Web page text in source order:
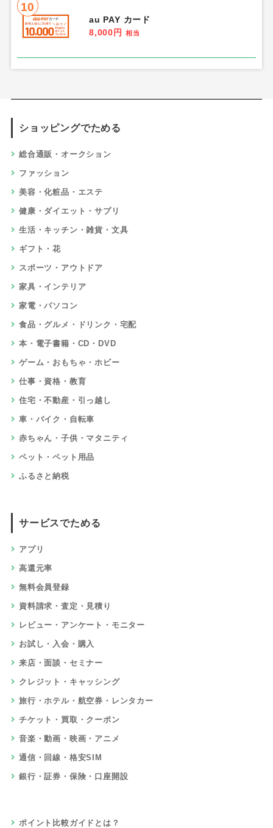
10
au PAY カード
8,000円
相当
ショッピングでためる
総合通販・オークション
ファッション
美容・化粧品・エステ
健康・ダイエット・サプリ
生活・キッチン・雑貨・文具
ギフト・花
スポーツ・アウトドア
家具・インテリア
家電・パソコン
食品・グルメ・ドリンク・宅配
本・電子書籍・CD・DVD
ゲーム・おもちゃ・ホビー
仕事・資格・教育
住宅・不動産・引っ越し
車・バイク・自転車
赤ちゃん・子供・マタニティ
ペット・ペット用品
ふるさと納税
サービスでためる
アプリ
高還元率
無料会員登録
資料請求・査定・見積り
レビュー・アンケート・モニター
お試し・入会・購入
来店・面談・セミナー
クレジット・キャッシング
旅行・ホテル・航空券・レンタカー
チケット・買取・クーポン
音楽・動画・映画・アニメ
通信・回線・格安SIM
銀行・証券・保険・口座開設
ポイント比較ガイドとは？